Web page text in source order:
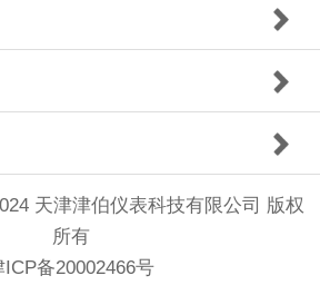
天津津伯仪表科技有限公司 版权
所有
ICP备20002466号